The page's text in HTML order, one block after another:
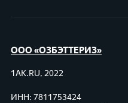
ООО «ОЗБЭТТЕРИЗ»
1AK.RU, 2022
ИНН: 7811753424